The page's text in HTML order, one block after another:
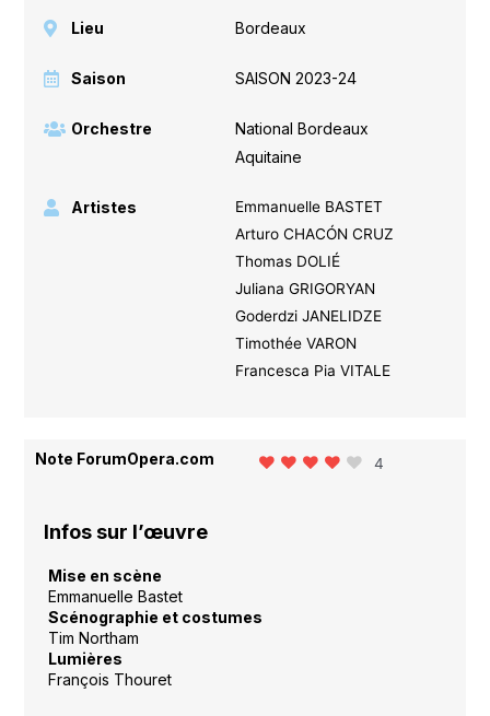
Lieu Bordeaux
Saison SAISON 2023-24
Orchestre
National Bordeaux
Aquitaine
Artistes
Emmanuelle BASTET
Arturo CHACÓN CRUZ
Thomas DOLIÉ
Juliana GRIGORYAN
Goderdzi JANELIDZE
Timothée VARON
Francesca Pia VITALE
Note ForumOpera.com 4
Infos sur l’œuvre
Mise en scène
Emmanuelle Bastet
Scénographie et costumes
Tim Northam
Lumières
François Thouret